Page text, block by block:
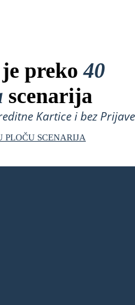
preko40
scenarija
Kartice i bez
PLOČU SCENARIJA